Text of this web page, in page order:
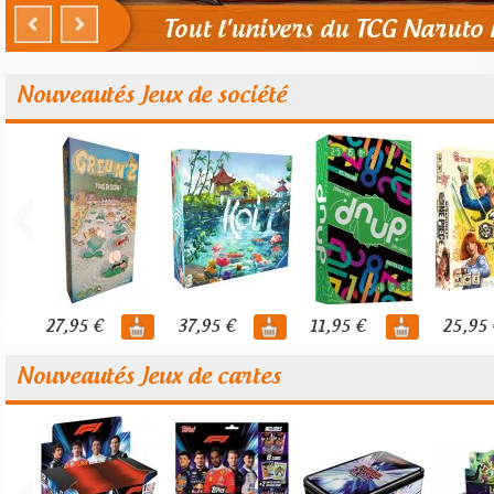
Nouveautés Jeux de société
27,95 € 37,95 € 11,95 € 25,95
Nouveautés Jeux de cartes